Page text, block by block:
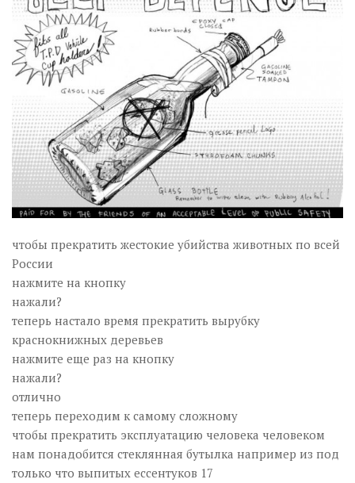
Візуальне
Научпоп
Головне
Цитати
Inter/antinational
чтобы прекратить жестокие убийства животных по всей
России
нажмите на кнопку
нажали?
теперь настало время прекратить вырубку
краснокнижных деревьев
нажмите еще раз на кнопку
нажали?
отлично
теперь переходим к самому сложному
чтобы прекратить эксплуатацию человека человеком
нам понадобится стеклянная бутылка например из под
только что выпитых ессентуков 17